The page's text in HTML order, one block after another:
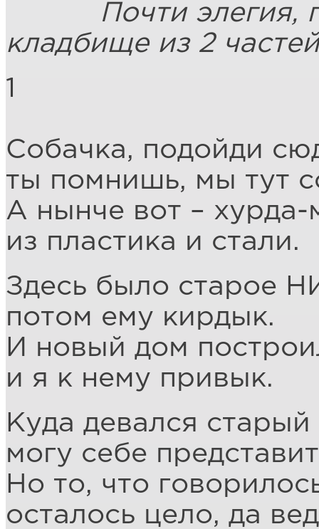
Почти элегия,
кладбище из 2 частей
1
Собачка, подойди
ты помнишь, мы тут
А нынче вот – хурда-
из пластика и стали.
Здесь было старое
потом ему кирдык.
И новый дом
и я к нему привык.
Куда девался старый
могу себе
Но то, что
осталось цело, да